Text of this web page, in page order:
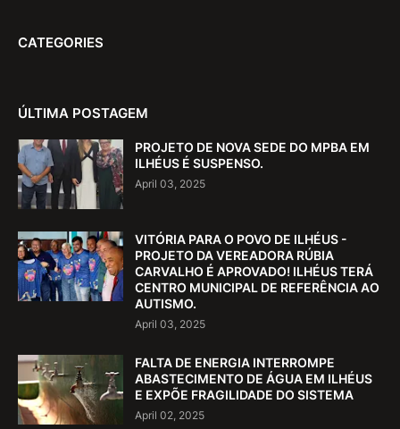
CATEGORIES
ÚLTIMA POSTAGEM
PROJETO DE NOVA SEDE DO MPBA EM
ILHÉUS É SUSPENSO.
April 03, 2025
VITÓRIA PARA O POVO DE ILHÉUS -
PROJETO DA VEREADORA RÚBIA
CARVALHO É APROVADO! ILHÉUS TERÁ
CENTRO MUNICIPAL DE REFERÊNCIA AO
AUTISMO.
April 03, 2025
FALTA DE ENERGIA INTERROMPE
ABASTECIMENTO DE ÁGUA EM ILHÉUS
E EXPÕE FRAGILIDADE DO SISTEMA
April 02, 2025